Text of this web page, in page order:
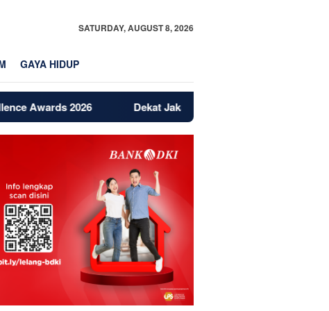
SATURDAY, AUGUST 8, 2026
GAYA HIDUP
2026 Dekat Jakarta dan BSD, Bintaro Jadi Magnet